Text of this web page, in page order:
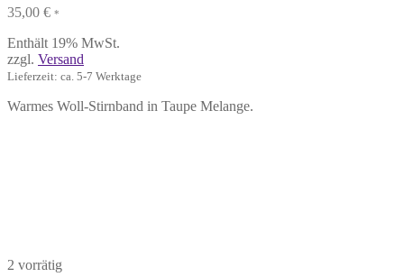
35,00 € *
Enthält 19% MwSt.
zzgl. Versand
Lieferzeit: ca. 5-7 Werktage
Warmes Woll-Stirnband in Taupe Melange.
2 vorrätig